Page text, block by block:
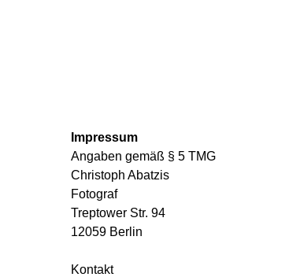
Impressum
Angaben gemäß § 5 TMG
Christoph Abatzis
Fotograf
Treptower Str. 94
12059 Berlin
Kontakt